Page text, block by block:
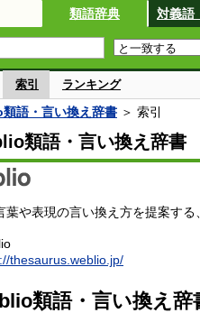
類語辞典 対義語
索引 ランキング
語・言い換え辞書 ＞ 索引
類語・言い換え辞書
葉や表現の言い換え方を提案する
thesaurus.weblio.jp/
類語・言い換え辞